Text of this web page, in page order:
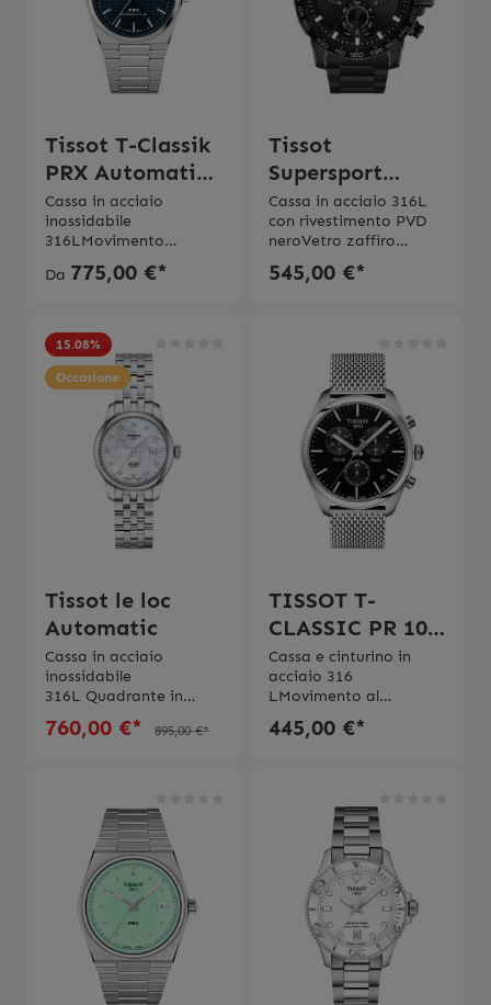
Tissot T-Classik
PRX Automatik
Blue
Cassa in acciaio
inossidabile
316LMovimento
automatico Riserva di
carica fino a 80
zaffiro antigraffio
antiriflesso Impermeabi
litá 10 bar Swiss Made 2
anni di garanzia
Da 775,00 €*
Tissot
Supersport
Chrono
Cassa in acciaio 316L
con rivestimento PVD
neroVetro zaffiro
antigraffio Movimento
al
anni di garanzia
545,00 €*
15.08%
Occasione
Tissot le loc
Automatic
Cassa in acciaio
inossidabile
316L Quadrante in
madreperla e diamanti
0.04
38 oreVetro zaffiro
antigraffioImpermeabil
itá 3 bar (30 metri/100
piedi)Swiss Made2 anni
di garanzia
760,00 €* 895,00 €*
TISSOT T-
CLASSIC PR 100
CHRONOGRAPH
Cassa e cinturino in
acciaio 316
LMovimento al
quarzo Vetro in
zaffiro Impermeabilitá
445,00 €*